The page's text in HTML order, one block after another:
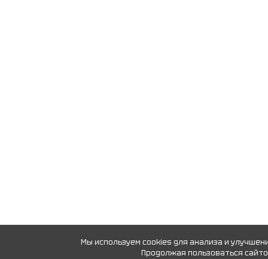
Мы используем cookies для анализа и
Продолжая пользоваться